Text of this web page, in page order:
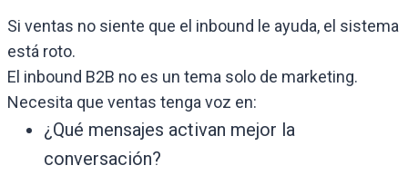
Si ventas no siente que el inbound le ayuda, el sistema
está roto.
El inbound B2B no es un tema solo de marketing.
Necesita que ventas tenga voz en:
¿Qué mensajes activan mejor la
conversación?